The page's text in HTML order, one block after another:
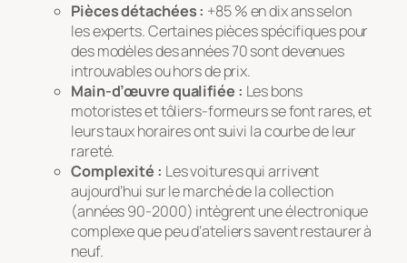
Pièces détachées : +85 % en dix ans selon
les experts. Certaines pièces spécifiques pour
des modèles des années 70 sont devenues
introuvables ou hors de prix.
Main-d’œuvre qualifiée : Les bons
motoristes et tôliers-formeurs se font rares, et
leurs taux horaires ont suivi la courbe de leur
rareté.
Complexité : Les voitures qui arrivent
aujourd’hui sur le marché de la collection
(années 90-2000) intègrent une électronique
complexe que peu d’ateliers savent restaurer à
neuf.